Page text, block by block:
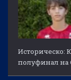
Историческо:
полуфинал на